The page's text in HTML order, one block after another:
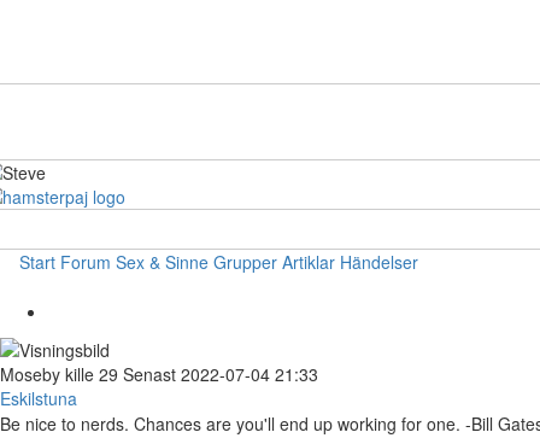
Start Forum Sex & Sinne Grupper Artiklar Händelser
Moseby kille 29 Senast 2022-07-04 21:33
Eskilstuna
Be nice to nerds. Chances are you'll end up working for one. -Bill